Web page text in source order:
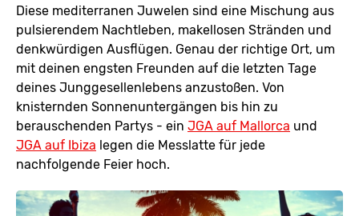
Diese mediterranen Juwelen sind eine Mischung aus
pulsierendem Nachtleben, makellosen Stränden und
denkwürdigen Ausflügen. Genau der richtige Ort, um
mit deinen engsten Freunden auf die letzten Tage
deines Junggesellenlebens anzustoßen. Von
knisternden Sonnenuntergängen bis hin zu
berauschenden Partys - ein JGA auf Mallorca und
JGA auf Ibiza legen die Messlatte für jede
nachfolgende Feier hoch.